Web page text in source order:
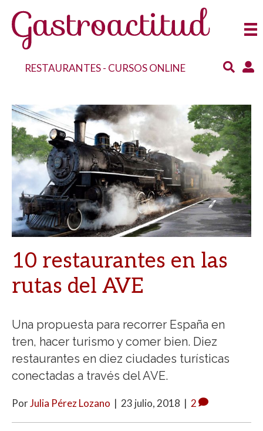
RESTAURANTES- CURSOS ONLINE
10 restaurantes en las
rutas del AVE
Una propuesta para recorrer España en
tren, hacer turismo y comer bien. Diez
restaurantes en diez ciudades turísticas
conectadas a través del AVE.
PorJulia Pérez Lozano | 23 julio, 2018 | 2